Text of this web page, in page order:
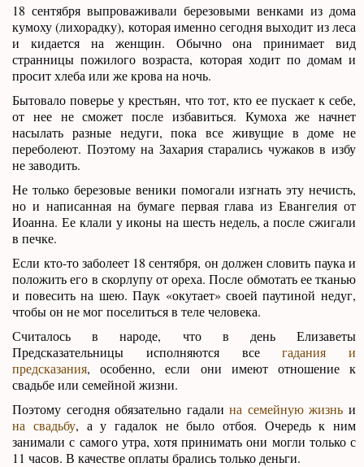
18 сентября выпроваживали березовыми венками из дома
кумоху (лихорадку), которая именно сегодня выходит из леса
и кидается на женщин. Обычно она принимает вид
странницы пожилого возраста, которая ходит по домам и
просит хлеба или же крова на ночь.
Бытовало поверье у крестьян, что тот, кто ее пускает к себе,
от нее не сможет после избавиться. Кумоха же начнет
насылать разные недуги, пока все живущие в доме не
переболеют. Поэтому на Захария старались чужаков в избу
не заводить.
Не только березовые веники помогали изгнать эту нечисть,
но и написанная на бумаге первая глава из Евангелия от
Иоанна. Ее клали у иконы на шесть недель, а после сжигали
в печке.
Если кто-то заболеет 18 сентября, он должен словить паука и
положить его в скорлупу от ореха. После обмотать ее тканью
и повесить на шею. Паук «окутает» своей паутиной недуг,
чтобы он не мог поселиться в теле человека.
Считалось в народе, что в день Елизаветы
Предсказательницы исполняются всегадания и
предсказания, особенно, если они имеют отношение к
свадьбе или семейной жизни.
Поэтому сегодня обязательно гадалина семейную жизнь и
на свадьбу, а у гадалок не было отбоя. Очередь к ним
занимали с самого утра, хотя принимать они могли только с
11 часов. В качестве оплаты брались только деньги.